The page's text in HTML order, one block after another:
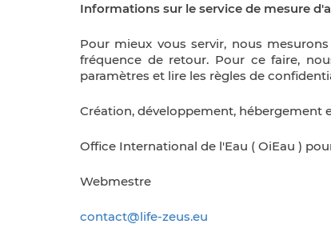
Informations sur le service de mesure
Pour mieux vous servir, nous
fréquence de retour. Pour ce faire,
paramètres et lire les règles de
Création, développement, hébergement
Office International de l'Eau ( OiEau )
Webmestre
contact@life-zeus.eu